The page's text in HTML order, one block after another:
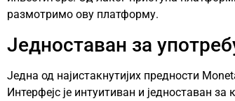
размотримо ову платформу.
Једноставан за
Једна од најистакнутијих предности
Интерфејс је интуитиван и једноставан